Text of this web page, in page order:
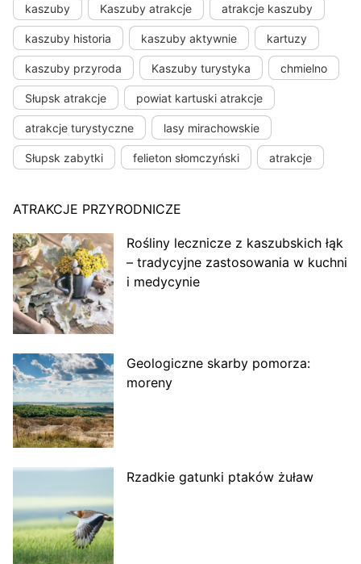
kaszuby Kaszuby atrakcje atrakcje kaszuby
kaszuby historia kaszuby aktywnie kartuzy
kaszuby przyroda Kaszuby turystyka chmielno
Słupsk atrakcje powiat kartuski atrakcje
atrakcje turystyczne lasy mirachowskie
Słupsk zabytki felieton słomczyński atrakcje
ATRAKCJE PRZYRODNICZE
Rośliny lecznicze z kaszubskich łąk
– tradycyjne zastosowania w kuchni
i medycynie
Geologiczne skarby pomorza:
moreny
Rzadkie gatunki ptaków żuław